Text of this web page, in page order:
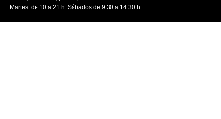
Martes: de 10 a 21 h. Sábados de 9.30 a 14.30 h.